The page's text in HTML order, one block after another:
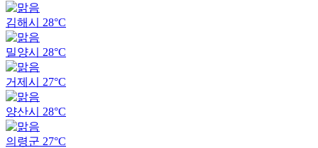
김해시 28°C
밀양시 28°C
거제시 27°C
양산시 28°C
의령군 27°C